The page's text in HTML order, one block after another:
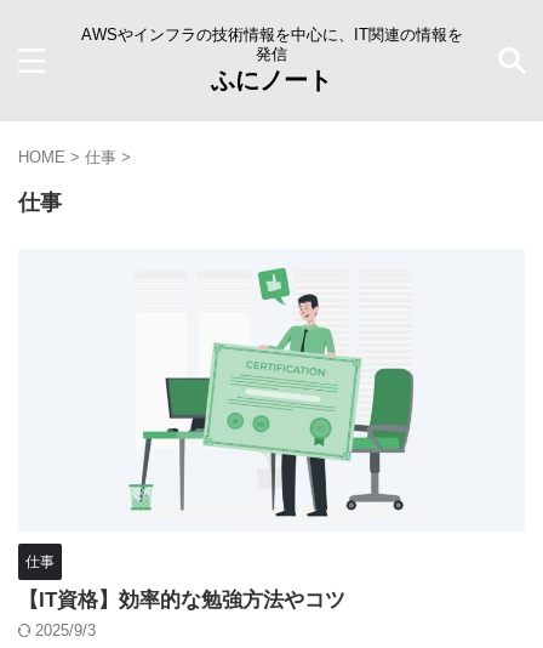
AWSやインフラの技術情報を中心に、IT関連の情報を
発信
ふにノート
HOME > 仕事 >
仕事
仕事
【IT資格】効率的な勉強方法やコツ
2025/9/3